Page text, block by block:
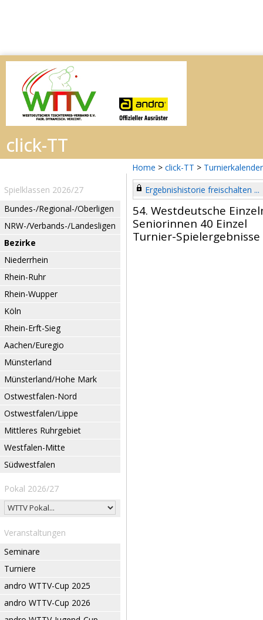
Home > click-TT > Turnierkalender
Spielklassen 2026/27
Bundes-/Regional-/Oberligen
NRW-/Verbands-/Landesligen
Bezirke
Niederrhein
Rhein-Ruhr
Rhein-Wupper
Köln
Rhein-Erft-Sieg
Aachen/Euregio
Münsterland
Münsterland/Hohe Mark
Ostwestfalen-Nord
Ostwestfalen/Lippe
Mittleres Ruhrgebiet
Westfalen-Mitte
Südwestfalen
Pokal 2026/27
Veranstaltungen
Seminare
Turniere
andro WTTV-Cup 2025
andro WTTV-Cup 2026
Ergebnishistorie freischalten ...
54. Westdeutsche
Seniorinnen 40 Einzel
Turnier-Spielergebnisse